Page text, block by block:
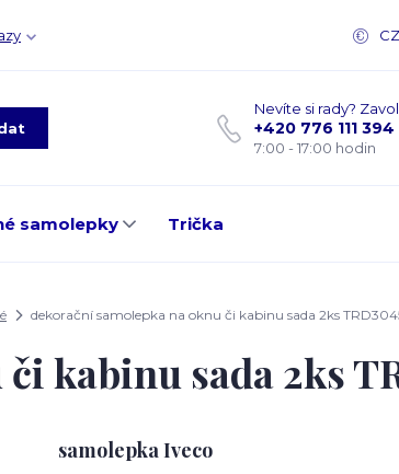
Nevíte si rady?
+420 776 111 394
7:00 - 17:00 hodin
samolepky Trička
dekorační samolepka na oknu či kabinu sada 2ks
kabinu sada 2ks
samolepka Iveco